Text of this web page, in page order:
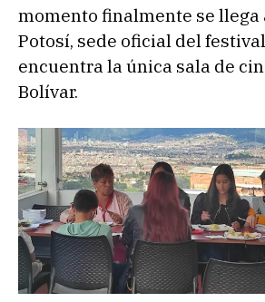
momento finalmente se llega
Potosí, sede oficial del
encuentra la única sala de
Bolívar.